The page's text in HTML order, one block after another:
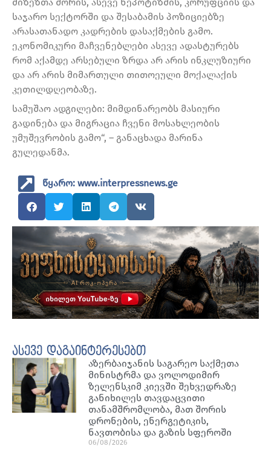
საჯარო სექტორში და შესაბამის პოზიციებზე
არასათანადო კადრების დასაქმების გამო.
ეკონომიკური მაჩვენებლები ასევე ადასტურებს
რომ აქამდე არსებული ზრდა არ არის ინკლუზიური
და არ არის მიმართული თითოეული მოქალაქის
კეთილდღეობაზე.
სამუშაო ადგილები: მიმდინარეობს მასიური
გადინება და მიგრაცია ჩვენი მოსახლეობის
უმუშევრობის გამო“, – განაცხადა მარინა
გულედანმა.
წყარო: www.interpressnews.ge
ასევე დაგაინტერესებთ
აზერბაიჯანის საგარეო საქმეთა
მინისტრმა და ვოლოდიმირ
ზელენსკიმ კიევში შეხვედრაზე
განიხილეს თავდაცვითი
თანამშრომლობა, მათ შორის
დრონების, ენერგეტიკის,
ნავთობისა და გაზის სფეროში
06/08/2026